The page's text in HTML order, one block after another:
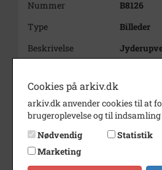
Nummer
B8126
Type
Billeder
Beskrivelse
Dateringsnote
Fotograf
Ukendt
Se på kort
Type
Cookies på arkiv.dk
arkiv.dk anvender cookies til at
brugeroplevelse og til
Nødvendig
Statistik
Marketing